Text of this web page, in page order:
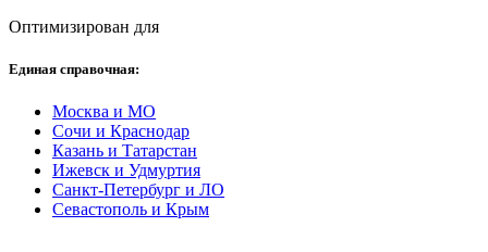
Оптимизирован для
Единая справочная:
Москва и МО
Сочи и Краснодар
Казань и Татарстан
Ижевск и Удмуртия
Санкт-Петербург и ЛО
Севастополь и Крым